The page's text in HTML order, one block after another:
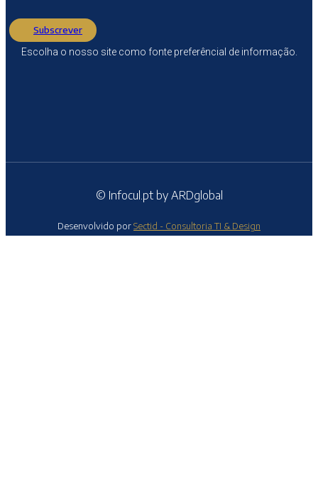
Subscrever
Escolha o nosso site como fonte preferêncial de informação.
© Infocul.pt by ARDglobal
Desenvolvido porSectid - Consultoria TI & Design